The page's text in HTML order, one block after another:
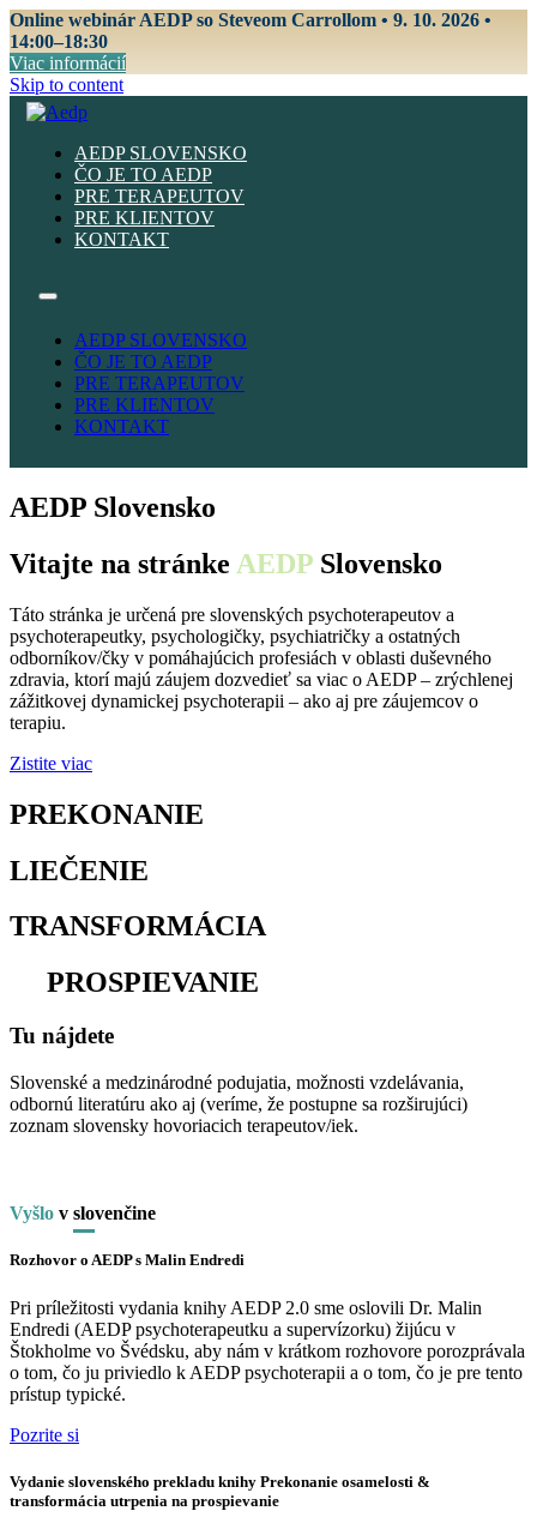
Online webinár AEDP so Steveom Carrollom • 9. 10. 2026 •
14:00–18:30
Viac informácií
Skip to content
AEDP SLOVENSKO
ČO JE TO AEDP
PRE TERAPEUTOV
PRE KLIENTOV
KONTAKT
AEDP SLOVENSKO
ČO JE TO AEDP
PRE TERAPEUTOV
PRE KLIENTOV
KONTAKT
AEDP Slovensko
Vitajte na stránke AEDP Slovensko
Táto stránka je určená pre slovenských psychoterapeutov a
psychoterapeutky, psychologičky, psychiatričky a ostatných
odborníkov/čky v pomáhajúcich profesiách v oblasti duševného
zdravia, ktorí majú záujem dozvedieť sa viac o AEDP – zrýchlenej
zážitkovej dynamickej psychoterapii – ako aj pre záujemcov o
terapiu.
Zistite viac
PREKONANIE
LIEČENIE
TRANSFORMÁCIA
PROSPIEVANIE
Tu nájdete
Slovenské a medzinárodné podujatia, možnosti vzdelávania,
odbornú literatúru ako aj (veríme, že postupne sa rozširujúci)
zoznam slovensky hovoriacich terapeutov/iek.
Vyšlo v slovenčine
Rozhovor o AEDP s Malin Endredi
Pri príležitosti vydania knihy AEDP 2.0 sme oslovili Dr. Malin
Endredi (AEDP psychoterapeutku a supervízorku) žijúcu v
Štokholme vo Švédsku, aby nám v krátkom rozhovore porozprávala
o tom, čo ju priviedlo k AEDP psychoterapii a o tom, čo je pre tento
prístup typické.
Pozrite si
Vydanie slovenského prekladu knihy Prekonanie osamelosti &
transformácia utrpenia na prospievanie